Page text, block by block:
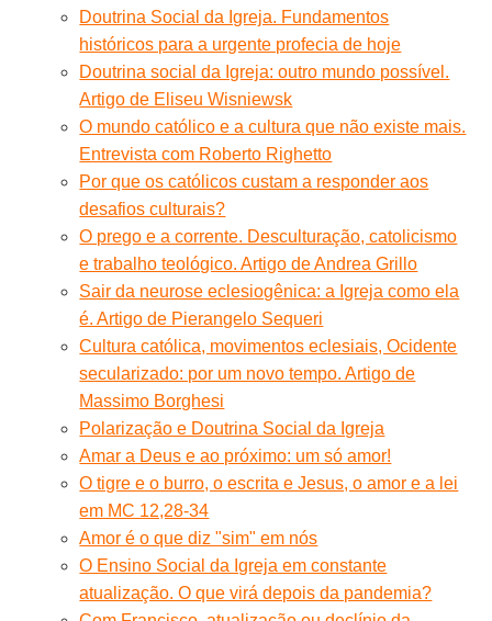
Doutrina Social da Igreja. Fundamentos
históricos para a urgente profecia de hoje
Doutrina social da Igreja: outro mundo possível.
Artigo de Eliseu Wisniewsk
O mundo católico e a cultura que não existe mais.
Entrevista com Roberto Righetto
Por que os católicos custam a responder aos
desafios culturais?
O prego e a corrente. Desculturação, catolicismo
e trabalho teológico. Artigo de Andrea Grillo
Sair da neurose eclesiogênica: a Igreja como ela
é. Artigo de Pierangelo Sequeri
Cultura católica, movimentos eclesiais, Ocidente
secularizado: por um novo tempo. Artigo de
Massimo Borghesi
Polarização e Doutrina Social da Igreja
Amar a Deus e ao próximo: um só amor!
O tigre e o burro, o escrita e Jesus, o amor e a lei
em MC 12,28-34
Amor é o que diz "sim" em nós
O Ensino Social da Igreja em constante
atualização. O que virá depois da pandemia?